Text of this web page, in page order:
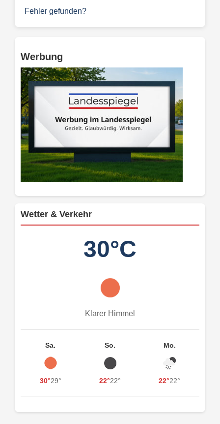
Fehler gefunden?
Werbung
Wetter & Verkehr
30°C
Klarer Himmel
Sa.
30°29°
So.
22°22°
Mo.
22°22°